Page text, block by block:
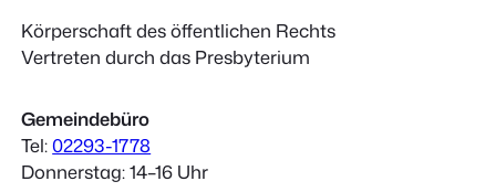
Körperschaft des öffentlichen Rechts
Vertreten durch das Presbyterium
Gemeindebüro
Tel:02293-1778
Donnerstag: 14–16 Uhr